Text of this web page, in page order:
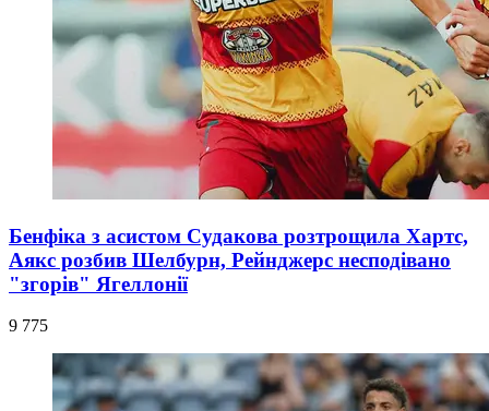
Бенфіка з асистом Судакова розтрощила Хартс,
Аякс розбив Шелбурн, Рейнджерс несподівано
"згорів" Ягеллонії
9 775